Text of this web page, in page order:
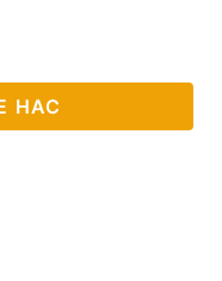
НАС